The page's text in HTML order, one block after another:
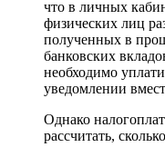
что в личных
физических лиц
полученных в
банковских
необходимо
уведомлении
Однако
рассчитать,